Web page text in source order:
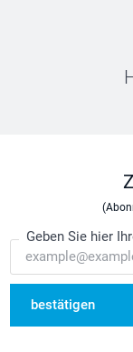
Geben Sie hier
bestätigen